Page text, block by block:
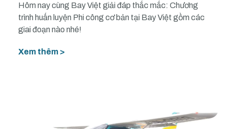
Hôm nay cùng Bay Việt giải đáp thắc mắc: Chương
trình huấn luyện Phi công cơ bản tại Bay Việt gồm các
giai đoạn nào nhé!
Xem thêm >